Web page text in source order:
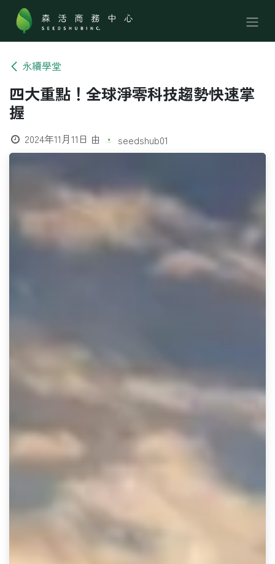
跳至內容
永續學堂
四大重點！全球淨零科技趨勢快速掌
握
2024年11月11日 由 seedshub01